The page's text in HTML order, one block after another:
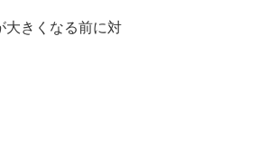
大きくなる前に対